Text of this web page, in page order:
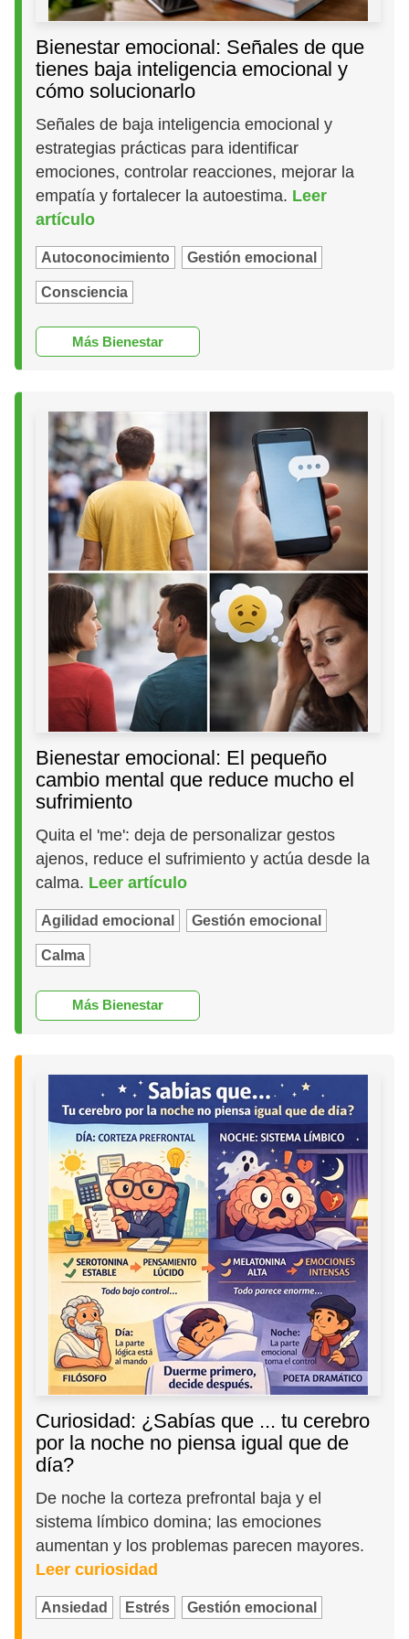
Bienestar emocional: Señales de que
tienes baja inteligencia emocional y
cómo solucionarlo
Señales de baja inteligencia emocional y
estrategias prácticas para identificar
emociones, controlar reacciones, mejorar la
empatía y fortalecer la autoestima. Leer
artículo
Autoconocimiento Gestión emocional
Consciencia
Más Bienestar
Bienestar emocional: El pequeño
cambio mental que reduce mucho el
sufrimiento
Quita el 'me': deja de personalizar gestos
ajenos, reduce el sufrimiento y actúa desde la
calma. Leer artículo
Agilidad emocional Gestión emocional
Calma
Más Bienestar
Curiosidad: ¿Sabías que ... tu cerebro
por la noche no piensa igual que de
día?
De noche la corteza prefrontal baja y el
sistema límbico domina; las emociones
aumentan y los problemas parecen mayores.
Leer curiosidad
Ansiedad Estrés Gestión emocional